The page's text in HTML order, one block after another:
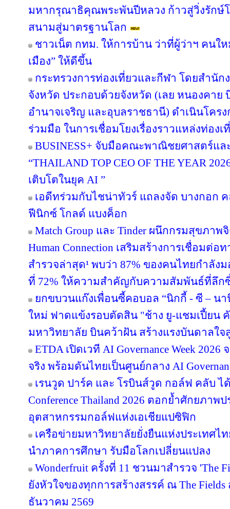
มหากรุณาธิคุณพระพันปีหลวง ก้าวสู่วิ่งรักษ์
สนามสู่มาตรฐานโลก
ชาวเน็ต กทม. ให้การบ้าน ว่าที่ผู้ว่าฯ คน
เมือง” ให้ดีขึ้น
กระทรวงการท่องเที่ยวและกีฬา โดยสำนั
จังหวัด ประกอบด้วยจังหวัด (เลย หนองคา
อำนาจเจริญ และอุบลราชธานี) ดำเนินโคร
ร่วมมือ ในการเชื่อมโยงเรื่องราวแหล่งท่อง
BUSINESS+ จับมือคณะพาณิชยศาสตร์แ
“THAILAND TOP CEO OF THE YEAR
เติบโตในยุค AI ”
เอดีทร่วมกับไชน่าทัวร์ แถลงจัด บางกอก
ฟีนิกซ์ โกลด์ แบงค็อก
Match Group และ Tinder ผนึกกรมสุขภา
Human Connection เสริมสร้างการเชื่อมต่อ
สำรวจล่าสุด¹ พบว่า 87% ของคนไทยกำลั
ที่ 72% ให้ความสำคัญกับความสัมพันธ์ที่ลึก
ยกขบวนแก๊งเพื่อนซี้คอบอล “นิกกี้ - ซี – นา
ใหม่ ฟาดแข้งรอบตัดสิน "ช้าง ยู-แชมเปี้ยน
มหาวิทยาลัย บินคว้าฝัน สร้างแรงบันดาลใ
ETDA เปิดเวที AI Governance Week
จริง พร้อมดันไทยเป็นศูนย์กลาง AI
เรนวูด ปาร์ค และ โรบินส์วูด กอล์ฟ คลับ ไ
Conference Thailand 2026 ตอกย้ำศักยภาพ
อุตสาหกรรมกอล์ฟแห่งเอเชียแปซิฟิก
เครือข่ายมหาวิทยาลัยยั่งยืนแห่งประเทศ
นำภาคการศึกษา รับมือโลกเปลี่ยนแปลง
Wonderfruit ครั้งที่ 11 ชวนมาสำรวจ 'The
ยังหัวใจของทุกการสร้างสรรค์ ณ The
ธันวาคม 2569